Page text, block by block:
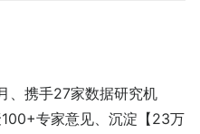
、携手27家数据研究机
专家意见、沉淀【23万